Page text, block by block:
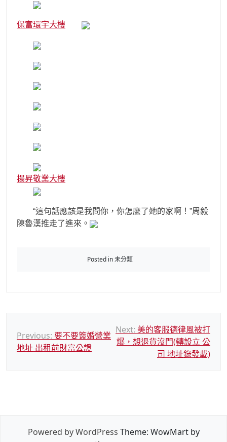
保富環宇大樓
揚昇敬業大樓
“這句話應該是我問你，你怎麼了她的家啊！”周毅
陳魯漢推走了進來。
Posted in 未分類
文
章
Previous: 要不要簽婚營業
地址 出租前財富公證
Next: 美的客服德律風被打
爆，想退貨沒門(轉設立 公
司 地址錄發載)
Powered by WordPress Theme: WowMart by